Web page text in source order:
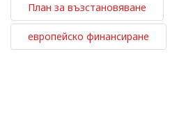
План за възстановяване
европейско финансиране